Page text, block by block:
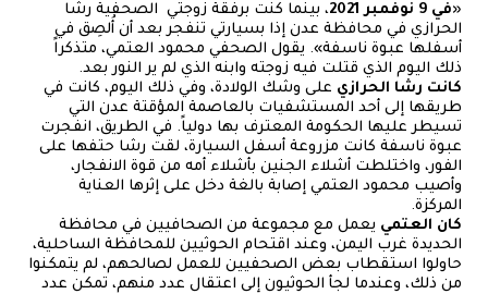
«في 9 نوفمبر 2021
، بينما كنت برفقة زوجتي الصحفية رشا
الحرازي في محافظة عدن إذا بسيارتي تنفجر بعد أن أُلصِق في
أسفلها عبوة ناسفة». يقول الصحفي محمود العتمي، متذكراً
ذلك اليوم الذي قتلت فيه زوجته وابنه الذي لم ير النور بعد.
كانت رشا الحرازي على وشك الولادة، وفي ذلك اليوم، كانت في
طريقها إلى أحد المستشفيات بالعاصمة المؤقتة عدن التي
تسيطر عليها الحكومة المعترف بها دولياً. في الطريق، انفجرت
عبوة ناسفة كانت مزروعة أسفل السيارة، لقت رشا حتفها على
الفور، واختلطت أشلاء الجنين بأشلاء أمه من قوة الانفجار،
وأصيب محمود العتمي إصابة بالغة دخل على إثرها العناية
المركزة.
كان العتمي يعمل مع مجموعة من الصحافيين في محافظة
الحديدة غرب اليمن، وعند اقتحام الحوثيين للمحافظة الساحلية،
حاولوا استقطاب بعض الصحفيين للعمل لصالحهم، لم يتمكنوا
من ذلك، وعندما لجأ الحوثيون إلى اعتقال عدد منهم، تمكن عدد